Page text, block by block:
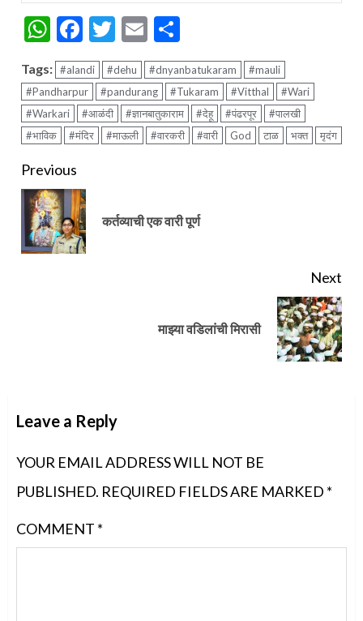
WhatsApp
Facebook
Twitter
Email
Tags: #alandi #dehu #dnyanbatukaram
#mauli
#Pandharpur
#pandurang #Tukaram #Vitthal
#Wari
#Warkari
#आळंदी #ज्ञानबातुकाराम #देहू #पंढरपूर
#पालखी
#भाविक
#मंदिर #माऊली #वारकरी #वारी God टाळ भक्त मृदंग
Continue
Previous
कर्तव्याची एक वारी पूर्ण
Next
माझ्या वडिलांची मिरासी
Leave a Reply
YOUR EMAIL ADDRESS WILL NOT BE
PUBLISHED. REQUIRED FIELDS ARE MARKED *
COMMENT *